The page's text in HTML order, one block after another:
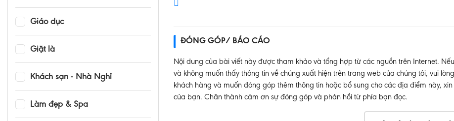
Giáo dục
Giặt là
Khách sạn - Nhà Nghỉ
Làm đẹp & Spa
ĐÓNG GÓP/ BÁO CÁO
Nội dung của bài viết này được tham khảo và tổng hợp từ các nguồn trên Internet.
và không muốn thấy thông tin về chúng xuất hiện trên trang web của chúng tôi, vui
khách hàng và muốn đóng góp thêm thông tin hoặc bổ sung cho các địa điểm này,
của bạn. Chân thành cảm ơn sự đóng góp và phản hồi từ phía bạn đọc.